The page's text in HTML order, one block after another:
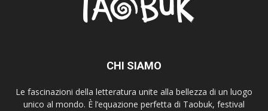
CHI SIAMO
Le fascinazioni della letteratura unite alla bellezza di un luogo
unico al mondo. È l’equazione perfetta di Taobuk, festival